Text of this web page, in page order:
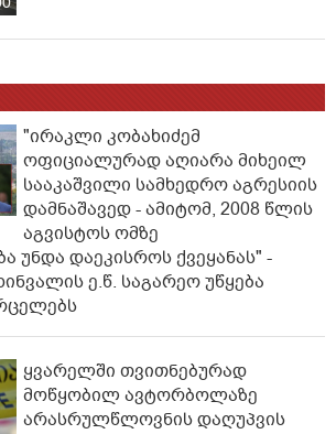
"ირაკლი კობახიძემ
ოფიციალურად აღიარა მიხეილ
სააკაშვილი სამხედრო აგრესიის
დამნაშავედ - ამიტომ, 2008 წლის
აგვისტოს ომზე
უნდა დაეკისროს ქვეყანას" -
ე.წ. საგარეო უწყება
ყვარელში თვითნებურად
მოწყობილ ავტორბოლაზე
არასრულწლოვნის დაღუპვის